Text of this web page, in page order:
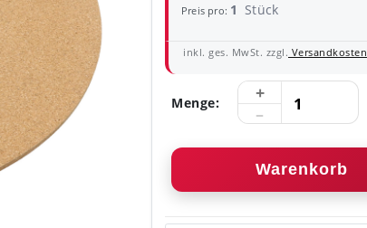
Preis pro: 1 Stück
inkl. ges. MwSt. zzgl. Versandkosten
Menge:
Warenkorb